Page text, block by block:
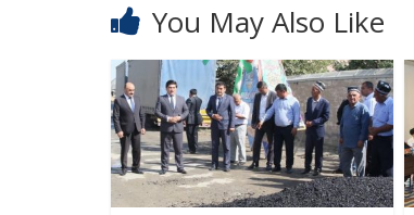
You May Also Like